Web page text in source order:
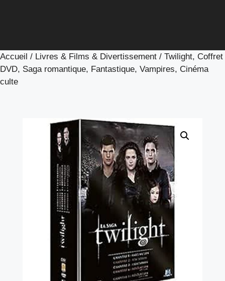
Accueil / Livres & Films & Divertissement / Twilight, Coffret
DVD, Saga romantique, Fantastique, Vampires, Cinéma
culte